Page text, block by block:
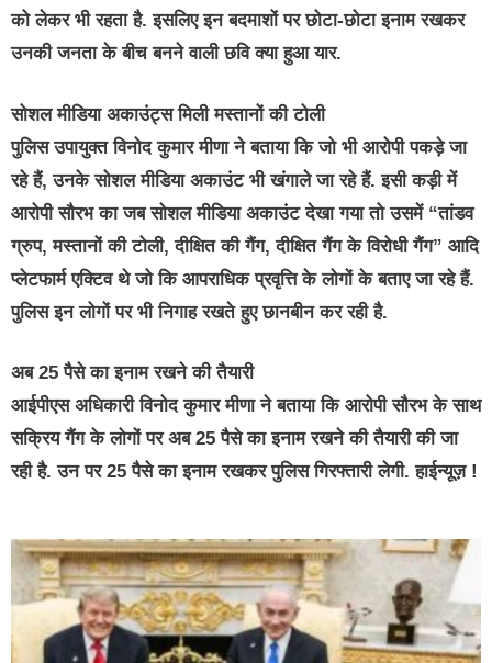
को लेकर भी रहता है. इसलिए इन बदमाशों पर छोटा-छोटा इनाम रखकर
उनकी जनता के बीच बनने वाली छवि क्या हुआ यार.
सोशल मीडिया अकाउंट्स मिली मस्तानों की टोली
पुलिस उपायुक्त विनोद कुमार मीणा ने बताया कि जो भी आरोपी पकड़े जा
रहे हैं, उनके सोशल मीडिया अकाउंट भी खंगाले जा रहे हैं. इसी कड़ी में
आरोपी सौरभ का जब सोशल मीडिया अकाउंट देखा गया तो उसमें “तांडव
ग्रुप, मस्तानों की टोली, दीक्षित की गैंग, दीक्षित गैंग के विरोधी गैंग” आदि
प्लेटफार्म एक्टिव थे जो कि आपराधिक प्रवृत्ति के लोगों के बताए जा रहे हैं.
पुलिस इन लोगों पर भी निगाह रखते हुए छानबीन कर रही है.
अब 25 पैसे का इनाम रखने की तैयारी
आईपीएस अधिकारी विनोद कुमार मीणा ने बताया कि आरोपी सौरभ के साथ
सक्रिय गैंग के लोगों पर अब 25 पैसे का इनाम रखने की तैयारी की जा
रही है. उन पर 25 पैसे का इनाम रखकर पुलिस गिरफ्तारी लेगी. हाईन्यूज़ !